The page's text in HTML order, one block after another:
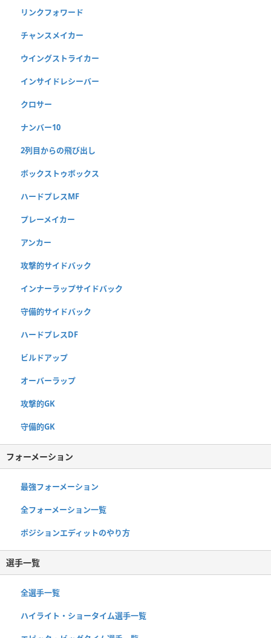
リンクフォワード
チャンスメイカー
ウイングストライカー
インサイドレシーバー
クロサー
ナンバー10
2列目からの飛び出し
ボックストゥボックス
ハードプレスMF
プレーメイカー
アンカー
攻撃的サイドバック
インナーラップサイドバック
守備的サイドバック
ハードプレスDF
ビルドアップ
オーバーラップ
攻撃的GK
守備的GK
フォーメーション
最強フォーメーション
全フォーメーション一覧
ポジションエディットのやり方
選手一覧
全選手一覧
ハイライト・ショータイム選手一覧